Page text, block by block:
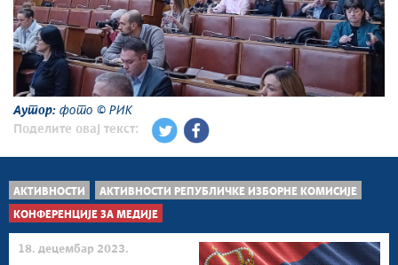
Аутор: фото © РИК
Поделите овај текст:
АКТИВНОСТИ АКТИВНОСТИ РЕПУБЛИЧКЕ ИЗБОРНЕ КОМИСИЈЕ
КОНФЕРЕНЦИЈЕ ЗА МЕДИЈЕ
18. децембар 2023.